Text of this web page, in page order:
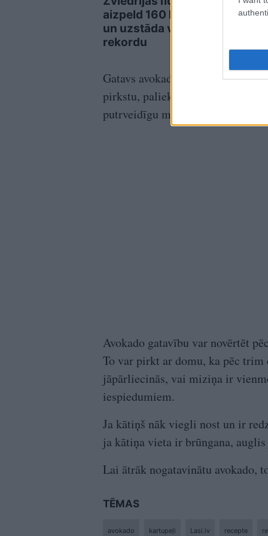
aizpeld 160 kilometrus
un uzstāda vēsturisku
rekordu
Gatavs avokado ir tikai mazliet
pirkstu, paliek iedobīte, aug­lis
putrveidīgu masu. Tomēr
Avokado gatavību var novērtēt
To var pirkt ar domu, ka pēc trim
jāpārlie­cinās, vai miziņa ir
iespiedumiem.
Ja kātiņš nāk viegli nost un ir
ja kātiņa vieta ir brūngana,
Lai ātrāk nogatavinātu avokado,
TĒMAS
avokado kartupeļi Lasi.lv recepte